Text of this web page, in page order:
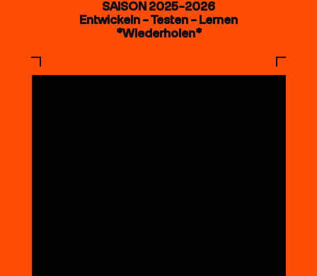
SAISON 2025–2026
Entwickeln – Testen – Lernen
*Wiederholen*